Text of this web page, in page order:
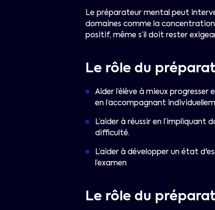
Le préparateur mental peut
domaines comme la
positif, même s’il doit rester
Le rôle du
Aider l’élève à mieux
en l’accompagnant
L’aider à réussir en l’impliquant
difficulté.
L’aider à développer un état
l’examen
Le rôle du